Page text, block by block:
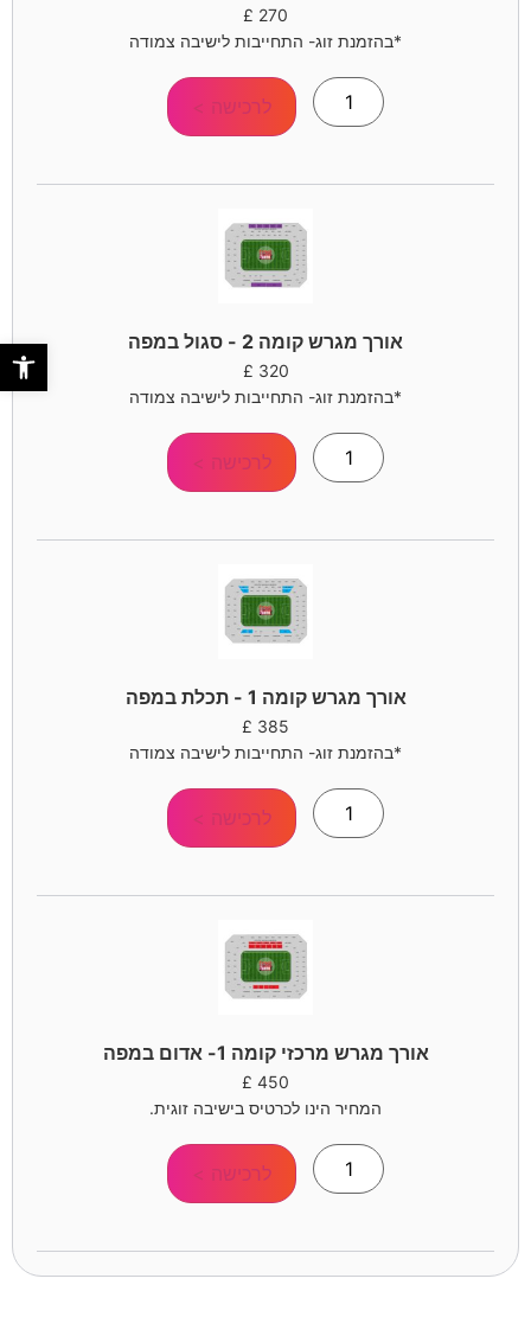
270
£
*בהזמנת זוג- התחייבות לישיבה צמודה
לרכישה >
אורך מגרש קומה 2 - סגול במפה
320
£
*בהזמנת זוג- התחייבות לישיבה צמודה
לרכישה >
אורך מגרש קומה 1 - תכלת במפה
385
£
*בהזמנת זוג- התחייבות לישיבה צמודה
לרכישה >
אורך מגרש מרכזי קומה 1- אדום במפה
450
£
המחיר הינו לכרטיס בישיבה זוגית.
לרכישה >
פתח